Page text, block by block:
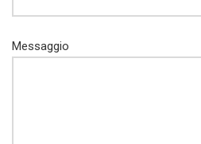
Messaggio